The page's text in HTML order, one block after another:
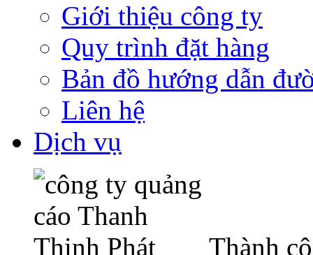
Giới thiệu công ty
Quy trình đặt hàng
Bản đồ hướng dẫn
Liên hệ
Dịch vụ
Thành